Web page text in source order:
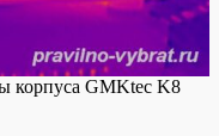
корпуса GMKtec K8